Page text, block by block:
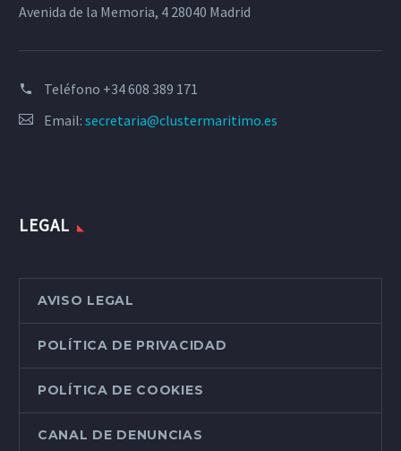
Avenida de la Memoria, 4 28040 Madrid
Teléfono +34 608 389 171
Email: secretaria@clustermaritimo.es
LEGAL
AVISO LEGAL
POLÍTICA DE PRIVACIDAD
POLÍTICA DE COOKIES
CANAL DE DENUNCIAS